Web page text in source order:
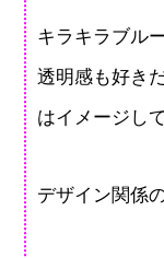
キラキラブル
透明感も好き
はイメージし
デザイン関係